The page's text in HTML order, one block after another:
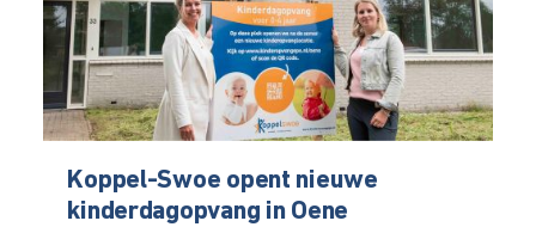
Koppel-Swoe opent nieuwe
kinderdagopvang in Oene